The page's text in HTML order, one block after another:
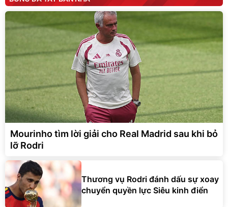
Mourinho tìm lời giải cho Real Madrid sau khi bỏ
lỡ Rodri
Thương vụ Rodri đánh dấu sự xoay
chuyển quyền lực Siêu kinh điển